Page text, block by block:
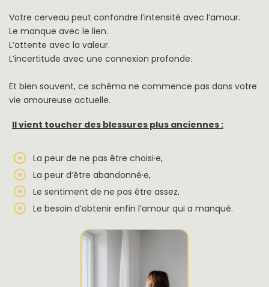
Votre cerveau peut confondre l’intensité avec l’amour.
Le manque avec le lien.
L’attente avec la valeur.
L’incertitude avec une connexion profonde.
Et bien souvent, ce schéma ne commence pas dans votre
vie amoureuse actuelle.
Il vient toucher des blessures plus anciennes :
La peur de ne pas être choisi·e,
La peur d’être abandonné·e,
Le sentiment de ne pas être assez,
Le besoin d’obtenir enfin l’amour qui a manqué.